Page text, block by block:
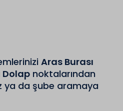
Aras Burası
Dolap noktalarından
ya da şube aramaya